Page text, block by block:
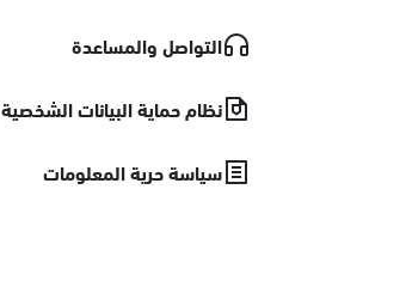
التواصل والمساعدة
نظام حماية البيانات الشخصية
سياسة حرية المعلومات